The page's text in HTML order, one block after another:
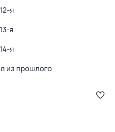
я
я
я
из прошлого